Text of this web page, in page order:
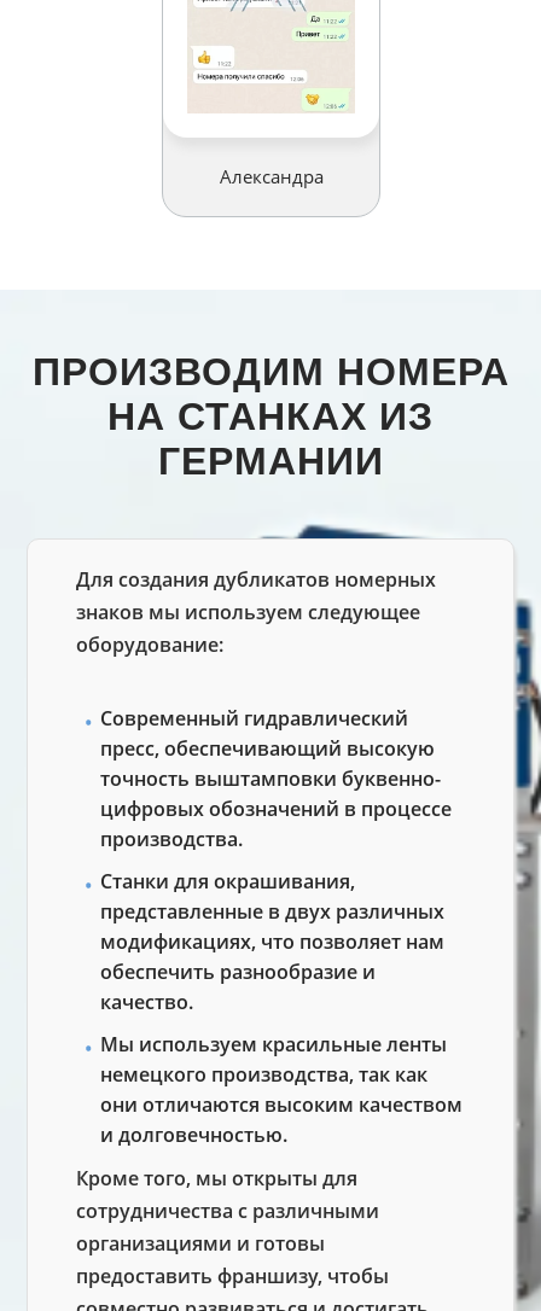
Александра
ПРОИЗВОДИМ НОМЕРА
НА СТАНКАХ ИЗ
ГЕРМАНИИ
Для создания дубликатов номерных
знаков мы используем следующее
оборудование:
Современный гидравлический
пресс, обеспечивающий высокую
точность выштамповки буквенно-
цифровых обозначений в процессе
производства.
Станки для окрашивания,
представленные в двух различных
модификациях, что позволяет нам
обеспечить разнообразие и
качество.
Мы используем красильные ленты
немецкого производства, так как
они отличаются высоким качеством
и долговечностью.
Кроме того, мы открыты для
сотрудничества с различными
организациями и готовы
предоставить франшизу, чтобы